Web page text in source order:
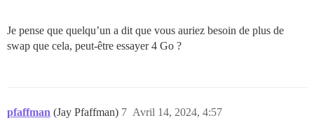
Je pense que quelqu’un a dit que vous auriez besoin de plus de
swap que cela, peut-être essayer 4 Go ?
pfaffman (Jay Pfaffman) Avril 14, 2024, 4:57
7